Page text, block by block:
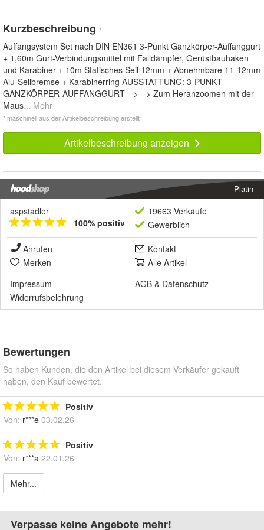
Kurzbeschreibung *
Auffangsystem Set nach DIN EN361 3-Punkt Ganzkörper-Auffanggurt
+ 1,60m Gurt-Verbindungsmittel mit Falldämpfer, Gerüstbauhaken
und Karabiner + 10m Statisches Seil 12mm + Abnehmbare 11-12mm
Alu-Seilbremse + Karabinerring AUSSTATTUNG: 3-PUNKT
GANZKÖRPER-AUFFANGGURT --> --> Zum Heranzoomen mit der
Maus... Mehr
* maschinell aus der Artikelbeschreibung erstellt
Artikelbeschreibung anzeigen
Platin
aspstadler
100% positiv
19663 Verkäufe
Gewerblich
Anrufen
Kontakt
Merken
Alle Artikel
Impressum
AGB & Datenschutz
Widerrufsbelehrung
Bewertungen
So haben Kunden, die den Artikel bei diesem Verkäufer gekauft
haben, den Kauf bewertet.
Positiv
Von: r***e 03.02.26
Positiv
Von: r***a 22.01.26
Mehr...
Verpasse keine Angebote mehr!